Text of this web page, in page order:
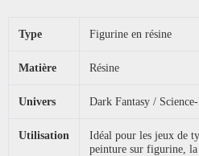
Type Figurine en résine
Matière Résine
Univers Dark Fantasy /
Utilisation
Idéal pour les jeux de
peinture sur figurine,